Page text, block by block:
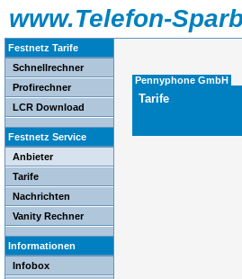
www.Telefon-
Festnetz Tarife
Schnellrechner
Profirechner
LCR Download
Festnetz Service
Anbieter
Tarife
Nachrichten
Vanity Rechner
Informationen
Infobox
Pennyphone GmbH
Tarife